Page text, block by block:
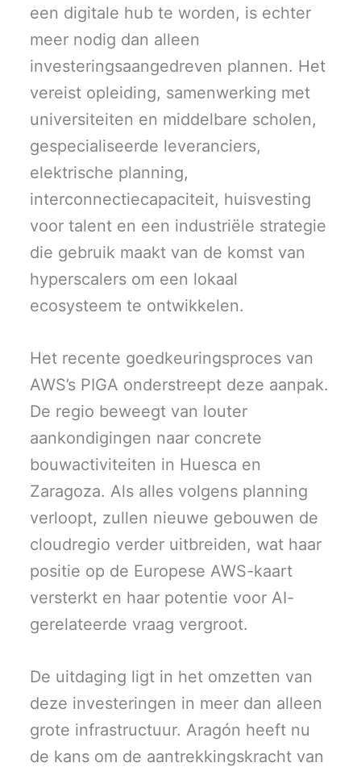
een digitale hub te worden, is echter
meer nodig dan alleen
investeringsaangedreven plannen. Het
vereist opleiding, samenwerking met
universiteiten en middelbare scholen,
gespecialiseerde leveranciers,
elektrische planning,
interconnectiecapaciteit, huisvesting
voor talent en een industriële strategie
die gebruik maakt van de komst van
hyperscalers om een lokaal
ecosysteem te ontwikkelen.
Het recente goedkeuringsproces van
AWS’s PIGA onderstreept deze aanpak.
De regio beweegt van louter
aankondigingen naar concrete
bouwactiviteiten in Huesca en
Zaragoza. Als alles volgens planning
verloopt, zullen nieuwe gebouwen de
cloudregio verder uitbreiden, wat haar
positie op de Europese AWS-kaart
versterkt en haar potentie voor AI-
gerelateerde vraag vergroot.
De uitdaging ligt in het omzetten van
deze investeringen in meer dan alleen
grote infrastructuur. Aragón heeft nu
de kans om de aantrekkingskracht van